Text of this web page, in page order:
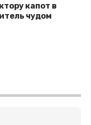
капот в
чудом